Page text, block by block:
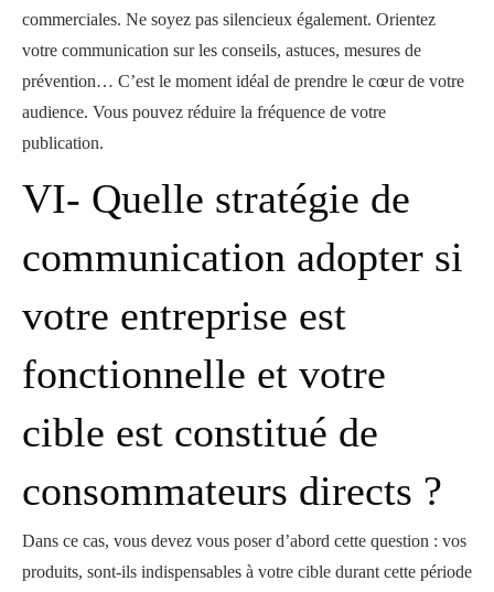
commerciales. Ne soyez pas silencieux également. Orientez
votre communication sur les conseils, astuces, mesures de
prévention… C’est le moment idéal de prendre le cœur de votre
audience. Vous pouvez réduire la fréquence de votre
publication.
VI- Quelle stratégie de
communication adopter si
votre entreprise est
fonctionnelle et votre
cible est constitué de
consommateurs directs ?
Dans ce cas, vous devez vous poser d’abord cette question : vos
produits, sont-ils indispensables à votre cible durant cette période